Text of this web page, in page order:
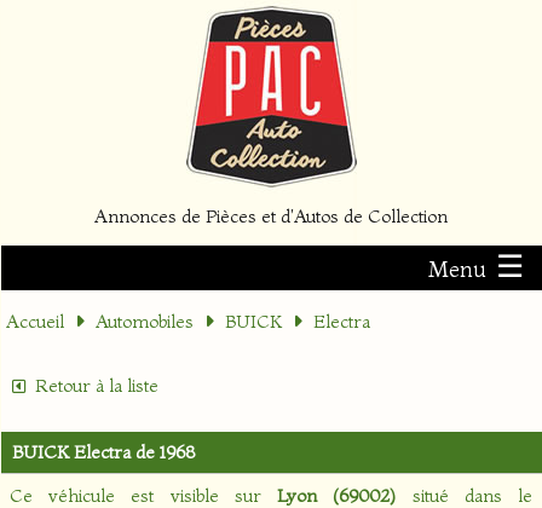
Annonces de Pièces et d'Autos de Collection
Menu ☰
Accueil Automobiles BUICK Electra
Retour à la liste
BUICK Electra de 1968
Ce véhicule est visible surLyon (69002) situé dans le